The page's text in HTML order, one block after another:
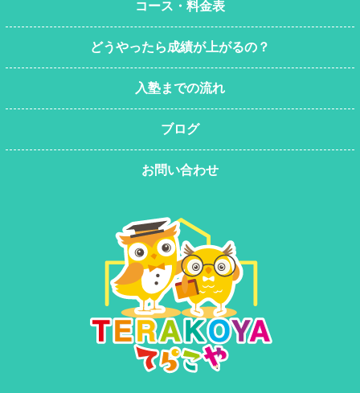
コース・料金表
どうやったら成績が上がるの？
入塾までの流れ
ブログ
お問い合わせ